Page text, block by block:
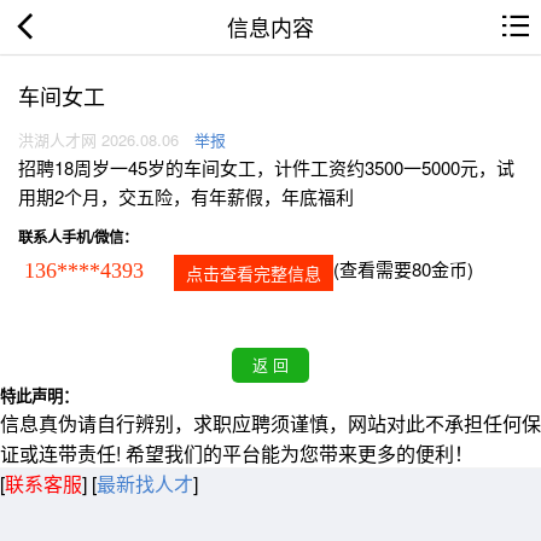
信息内容
车间女工
洪湖人才网 2026.08.06 举报
招聘18周岁一45岁的车间女工，计件工资约3500一5000元，试
用期2个月，交五险，有年薪假，年底福利
联系人手机/微信：
136****4393 点击查看完整信息 (查看需要80金币)
特此声明：
信息真伪请自行辨别，求职应聘须谨慎，网站对此不承担任何保
证或连带责任! 希望我们的平台能为您带来更多的便利！
[联系客服] [最新找人才]